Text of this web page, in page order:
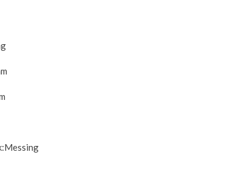
Messing